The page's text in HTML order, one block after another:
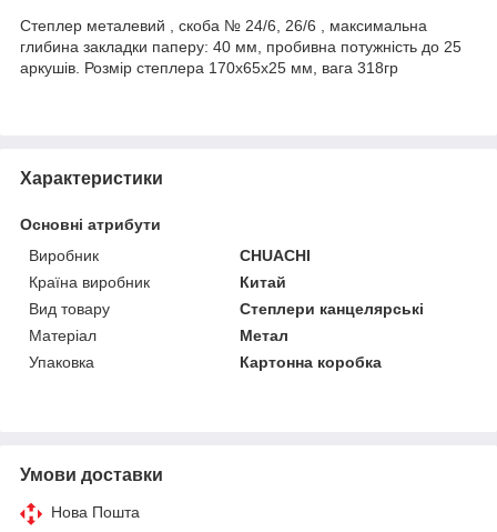
Степлер металевий , скоба № 24/6, 26/6 , максимальна
глибина закладки паперу: 40 мм, пробивна потужність до 25
аркушів. Розмір степлера 170х65х25 мм, вага 318гр
Характеристики
Основні атрибути
Виробник
CHUACHI
Країна виробник
Китай
Вид товару
Степлери канцелярські
Матеріал
Метал
Упаковка
Картонна коробка
Умови доставки
Нова Пошта